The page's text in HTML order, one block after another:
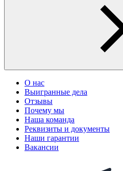
О нас
Выигранные дела
Отзывы
Почему мы
Наша команда
Реквизиты и документы
Наши гарантии
Вакансии